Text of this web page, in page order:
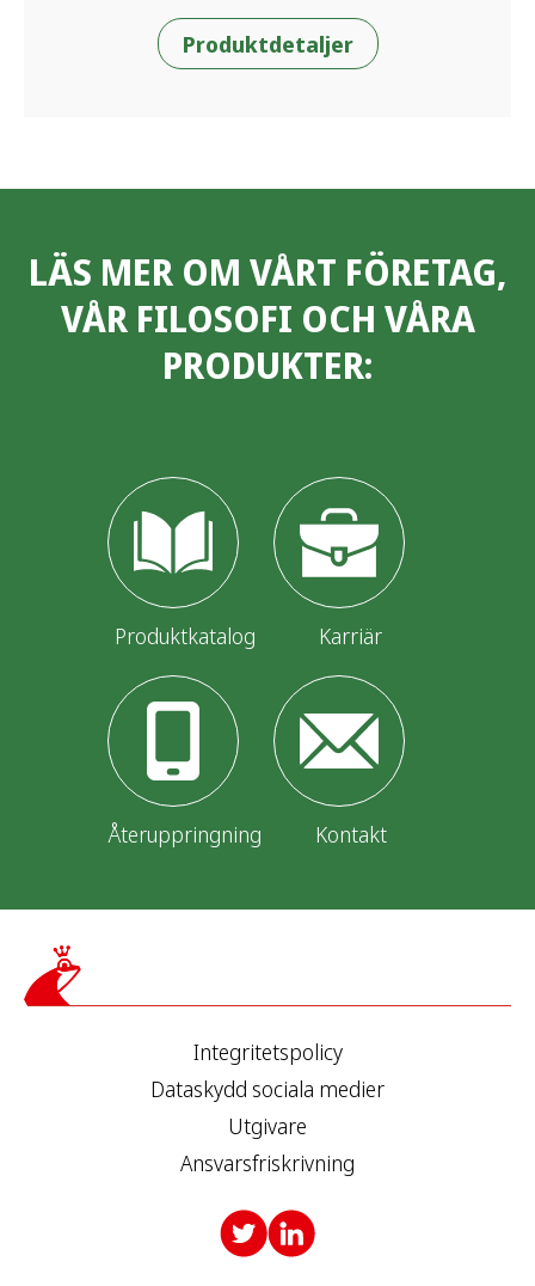
Produktdetaljer
LÄS MER OM VÅRT FÖRETAG,
VÅR FILOSOFI OCH VÅRA
PRODUKTER:
Produktkatalog Karriär
Återuppringning Kontakt
Integritetspolicy
Dataskydd sociala medier
Utgivare
Ansvarsfriskrivning